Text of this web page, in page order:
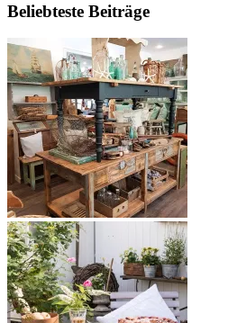
Beliebteste Beiträge